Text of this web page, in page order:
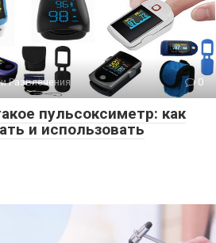
Развлечения 0
пульсоксиметр: как
и использовать